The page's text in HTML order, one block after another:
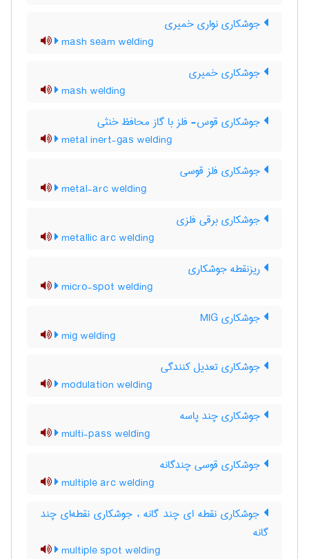
جوشکاری نواری خمیری
mash seam welding
جوشکاری خمیری
mash welding
جوشکاری قوس- فلز با گاز محافظ خنثی
metal inert-gas welding
جوشکاری فلز قوسی
metal-arc welding
جوشکاری برقی فلزی
metallic arc welding
ریزنقطه جوشکاری
micro-spot welding
جوشکاری MIG
mig welding
جوشکاری تعدیل کنندگی
modulation welding
جوشکاری چند پاسه
multi-pass welding
جوشکاری قوسی چندگانه
multiple arc welding
جوشکاری نقطه ای چند گانه ، جوشکاری نقطه‌ای چند
گانه
multiple spot welding